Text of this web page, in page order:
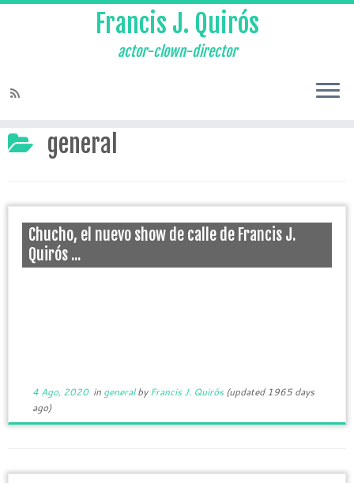
Francis J. Quirós
actor-clown-director
general
Chucho, el nuevo show de calle de Francis J.
Quirós ...
4 Ago, 2020in generalbyFrancis J. Quirós(updated 1965 days
ago)